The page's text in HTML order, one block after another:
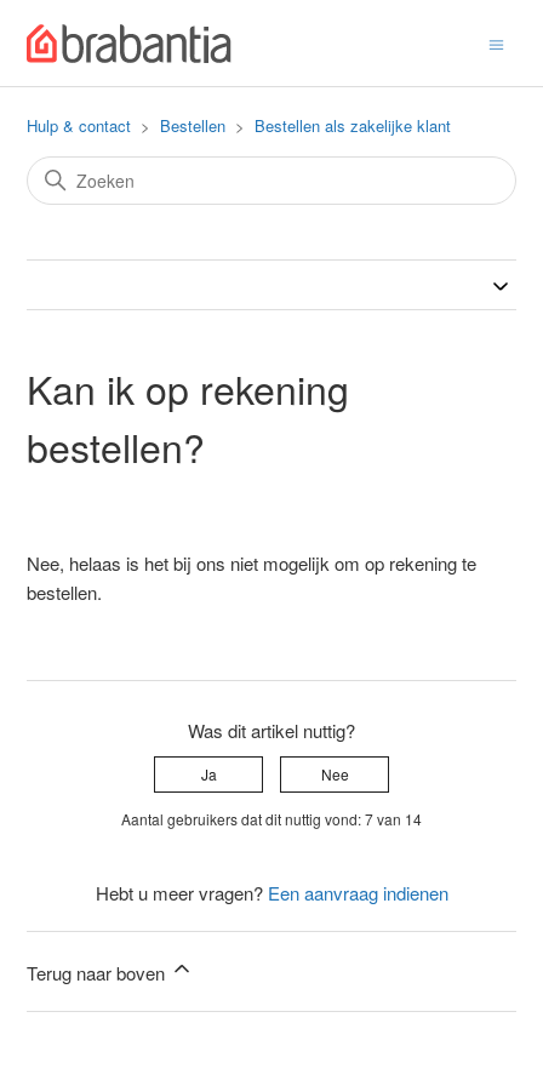
Hulp & contact Bestellen Bestellen als zakelijke klant
Kan ik op rekening
bestellen?
Nee, helaas is het bij ons niet mogelijk om op rekening te
bestellen.
Was dit artikel nuttig?
Ja Nee
Aantal gebruikers dat dit nuttig vond: 7 van 14
Hebt u meer vragen? Een aanvraag indienen
Terug naar boven